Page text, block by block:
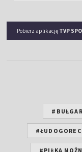
Pobierz aplikację TVP
#ŁUDOGOREC
#PIŁKA